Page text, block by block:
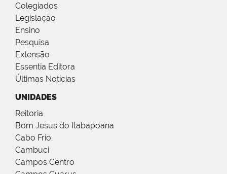
Colegiados
Legislação
Ensino
Pesquisa
Extensão
Essentia Editora
Últimas Notícias
UNIDADES
Reitoria
Bom Jesus do Itabapoana
Cabo Frio
Cambuci
Campos Centro